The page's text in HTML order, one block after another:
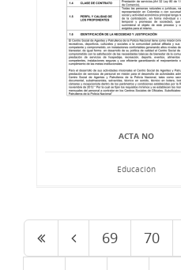
ACTA NO
Educación
69 70